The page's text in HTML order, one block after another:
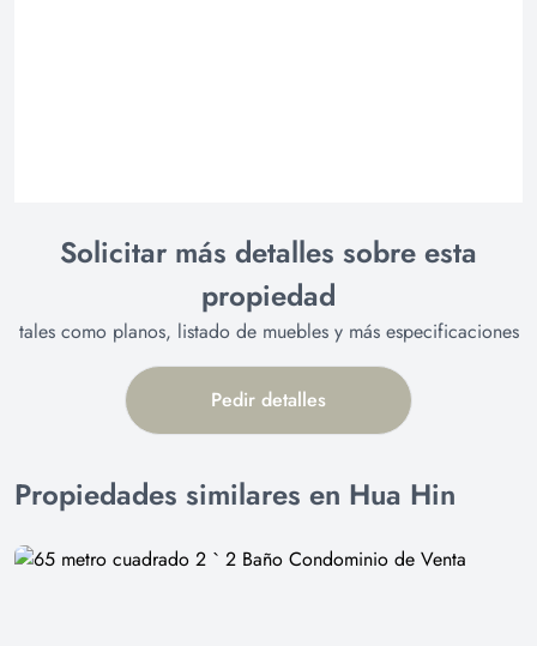
Solicitar más detalles sobre esta
propiedad
tales como planos, listado de muebles y más especificaciones
Pedir detalles
Propiedades similares en Hua Hin